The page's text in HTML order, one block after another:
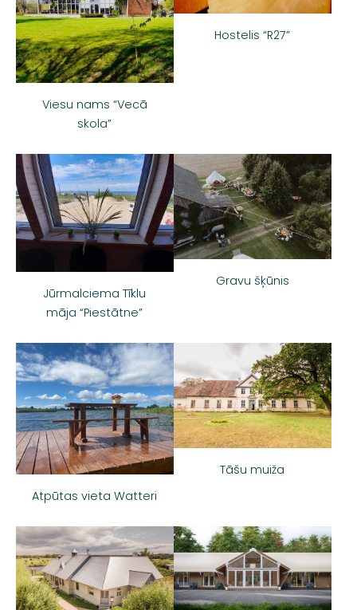
Viesu nams “Vecā
skola”
Hostelis “R27”
Jūrmalciema Tīklu
māja “Piestātne”
Gravu šķūnis
Atpūtas vieta Watteri
Tāšu muiža